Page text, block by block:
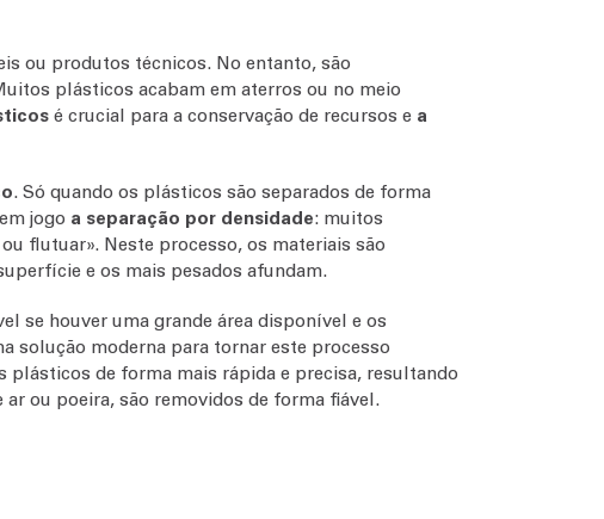
ou produtos técnicos. No entanto, são
plásticos acabam em aterros ou no meio
é crucial para a conservação de recursos e a
. Só quando os plásticos são separados de forma
jogo a separação por densidade: muitos
flutuar». Neste processo, os materiais são
e os mais pesados afundam.
se houver uma grande área disponível e os
solução moderna para tornar este processo
plásticos de forma mais rápida e precisa, resultando
ou poeira, são removidos de forma fiável.